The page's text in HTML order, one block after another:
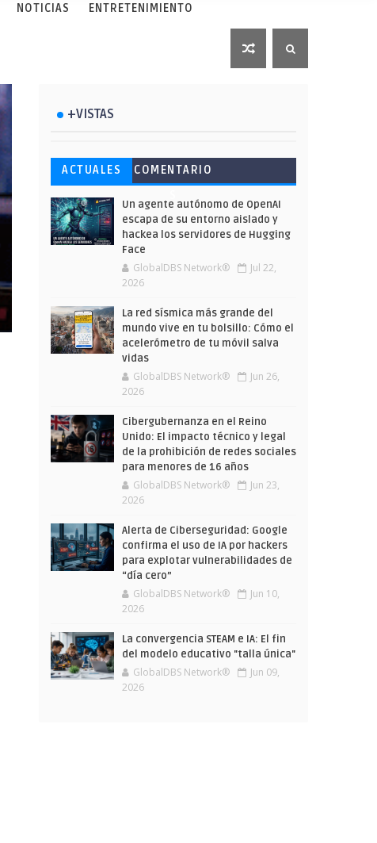
NOTICIAS ENTRETENIMIENTO
+VISTAS
Esto ha ocurrido cuando una
gran web ha dejado a la IA
escribir sobre Star Wars
Ahorra y compra de oferta:
Cuándo es más barato
comprar en Shein
Microsoft lanza unos cursos
gratuitos y limitados para
que te formes este verano
ACTUALES
COMENTARIO
Un agente autónomo de OpenAI
escapa de su entorno aislado y
hackea los servidores de Hugging
Face
GlobalDBS Network®
Jul 22,
2026
La red sísmica más grande del
mundo vive en tu bolsillo: Cómo el
acelerómetro de tu móvil salva
vidas
GlobalDBS Network®
Jun 26,
2026
Cibergubernanza en el Reino
Unido: El impacto técnico y legal
de la prohibición de redes sociales
para menores de 16 años
GlobalDBS Network®
Jun 23,
2026
Alerta de Ciberseguridad: Google
confirma el uso de IA por hackers
para explotar vulnerabilidades de
“día cero”
GlobalDBS Network®
Jun 10,
2026
La convergencia STEAM e IA: El fin
del modelo educativo "talla única"
GlobalDBS Network®
Jun 09,
2026